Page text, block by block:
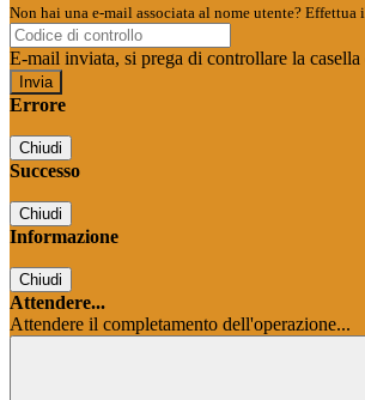
Non hai una e-mail associata al nome utente? Effettua
E-mail inviata, si prega di controllare la
Errore
Chiudi
Successo
Chiudi
Informazione
Chiudi
Attendere...
Attendere il completamento dell'operazione...